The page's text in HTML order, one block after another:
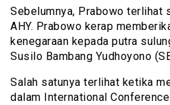
Sebelumnya, Prabowo terlihat
AHY. Prabowo kerap
kenegaraan kepada putra
Susilo Bambang Yudhoyono
Salah satunya terlihat ketika
dalam International